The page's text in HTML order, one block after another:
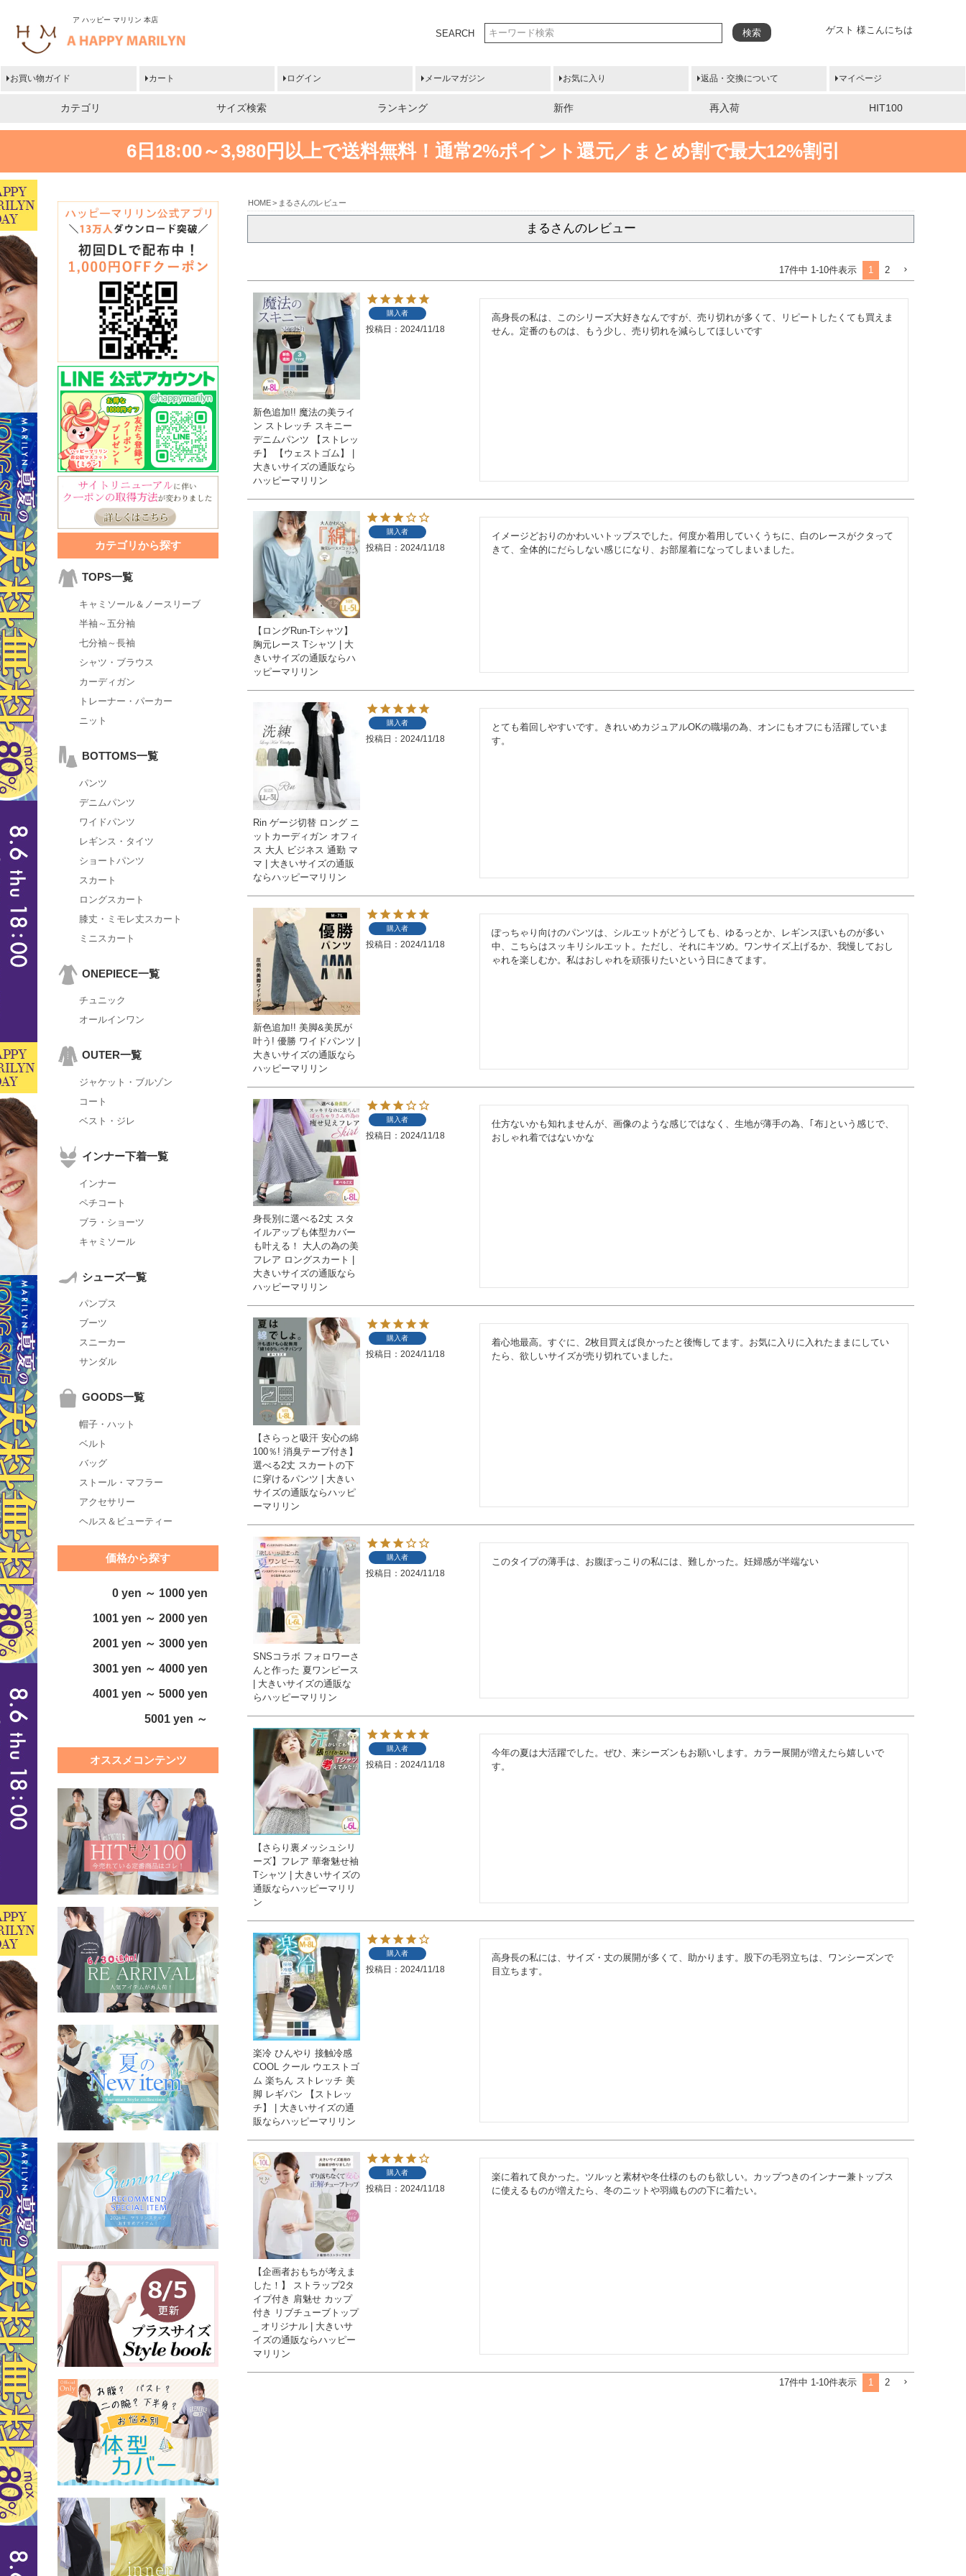
ア ハッピー マリリン 本店
ゲスト 様こんにちは
SEARCH 検索
お買い物ガイド カート ログイン メールマガジン お気に入り 返品・交換について マイページ
カテゴリ サイズ検索 ランキング 新作 再入荷 HIT100
6日18:00～3,980円以上で送料無料！ 通常2%ポイント還元／まとめ割で最大12%割引
カテゴリから探す
TOPS一覧
キャミソール＆ノースリーブ
半袖～五分袖
七分袖～長袖
シャツ・ブラウス
カーディガン
トレーナー・パーカー
ニット
BOTTOMS一覧
パンツ
デニムパンツ
ワイドパンツ
レギンス・タイツ
ショートパンツ
スカート
ロングスカート
膝丈・ミモレ丈スカート
ミニスカート
ONEPIECE一覧
チュニック
オールインワン
OUTER一覧
ジャケット・ブルゾン
コート
ベスト・ジレ
インナー下着一覧
インナー
ペチコート
ブラ・ショーツ
キャミソール
シューズ一覧
パンプス
ブーツ
スニーカー
サンダル
GOODS一覧
帽子・ハット
ベルト
バッグ
ストール・マフラー
アクセサリー
ヘルス＆ビューティー
価格から探す
0 yen ～ 1000 yen
1001 yen ～ 2000 yen
2001 yen ～ 3000 yen
3001 yen ～ 4000 yen
4001 yen ～ 5000 yen
5001 yen ～
オススメコンテンツ
HOME まるさんのレビュー
まるさんのレビュー
17件中 1-10件表示 1 2
新色追加!! 魔法の美ライ
ン ストレッチ スキニー
デニムパンツ 【ストレッ
チ】 【ウェストゴム】 |
大きいサイズの通販なら
ハッピーマリリン
購入者
投稿日 2024/11/18
高身長の私は、このシリーズ大好きなんですが、売り切れが多くて、リピートしたくても買えま
せん。定番のものは、もう少し、売り切れを減らしてほしいです
【ロングRun-Tシャツ】
胸元レース Tシャツ | 大
きいサイズの通販ならハ
ッピーマリリン
購入者
投稿日 2024/11/18
イメージどおりのかわいいトップスでした。何度か着用していくうちに、白のレースがクタって
きて、全体的にだらしない感じになり、お部屋着になってしまいました。
Rin ゲージ切替 ロング ニ
ットカーディガン オフィ
ス 大人 ビジネス 通勤 マ
マ | 大きいサイズの通販
ならハッピーマリリン
購入者
投稿日 2024/11/18
とても着回しやすいです。きれいめカジュアルOKの職場の為、オンにもオフにも活躍していま
す。
新色追加!! 美脚&美尻が
叶う! 優勝 ワイドパンツ |
大きいサイズの通販なら
ハッピーマリリン
購入者
投稿日 2024/11/18
ぽっちゃり向けのパンツは、シルエットがどうしても、ゆるっとか、レギンスぽいものが多い
中、こちらはスッキリシルエット。ただし、それにキツめ。ワンサイズ上げるか、我慢しておし
ゃれを楽しむか。私はおしゃれを頑張りたいという日にきてます。
身長別に選べる2丈 スタ
イルアップも体型カバー
も叶える！ 大人の為の美
フレア ロングスカート |
大きいサイズの通販なら
ハッピーマリリン
購入者
投稿日 2024/11/18
仕方ないかも知れませんが、画像のような感じではなく、生地が薄手の為、｢布｣という感じで、
おしゃれ着ではないかな
【さらっと吸汗 安心の綿
100％! 消臭テープ付き】
選べる2丈 スカートの下
に穿けるパンツ | 大きい
サイズの通販ならハッピ
ーマリリン
購入者
投稿日 2024/11/18
着心地最高。すぐに、2枚目買えば良かったと後悔してます。お気に入りに入れたままにしてい
たら、欲しいサイズが売り切れていました。
SNSコラボ フォロワーさ
んと作った 夏ワンピース
| 大きいサイズの通販な
らハッピーマリリン
購入者
投稿日 2024/11/18
このタイプの薄手は、お腹ぽっこりの私には、難しかった。妊婦感が半端ない
【さらり裏メッシュシリ
ーズ】フレア 華奢魅せ袖
Tシャツ | 大きいサイズの
通販ならハッピーマリリ
ン
購入者
投稿日 2024/11/18
今年の夏は大活躍でした。ぜひ、来シーズンもお願いします。カラー展開が増えたら嬉しいで
す。
楽冷 ひんやり 接触冷感
COOL クール ウエストゴ
ム 楽ちん ストレッチ 美
脚 レギパン 【ストレッ
チ】 | 大きいサイズの通
販ならハッピーマリリン
購入者
投稿日 2024/11/18
高身長の私には、サイズ・丈の展開が多くて、助かります。股下の毛羽立ちは、ワンシーズンで
目立ちます。
【企画者おもちが考えま
した！】 ストラップ2タ
イプ付き 肩魅せ カップ
付き リブチューブトップ
_ オリジナル | 大きいサ
イズの通販ならハッピー
マリリン
購入者
投稿日 2024/11/18
楽に着れて良かった。ツルッと素材や冬仕様のものも欲しい。カップつきのインナー兼トップス
に使えるものが増えたら、冬のニットや羽織ものの下に着たい。
17件中 1-10件表示 1 2